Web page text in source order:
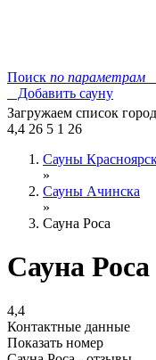
Поиск по параметрам
Добавить сауну
Загружаем список
4,4 26 5 1 26
Сауны
»
Сауны Ачинска
»
Сауна Роса
Сауна
4,4
Контактные данные
Показать номер